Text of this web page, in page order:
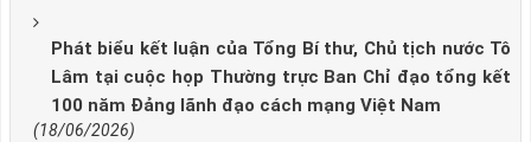
Phát biểu kết luận của Tổng Bí thư, Chủ tịch nước Tô
Lâm tại cuộc họp Thường trực Ban Chỉ đạo tổng kết
100 năm Đảng lãnh đạo cách mạng Việt Nam
(18/06/2026)